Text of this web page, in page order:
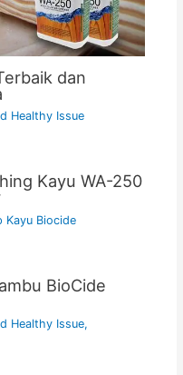
dan
Healthy Issue
Kayu WA-250
Kayu Biocide
BioCide
Healthy Issue,